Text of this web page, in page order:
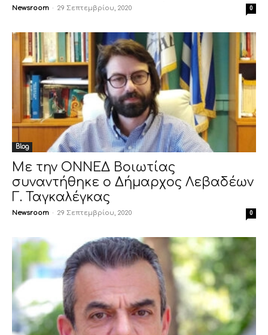
Newsroom - 29 Σεπτεμβρίου, 2020 0
Blog
Με την ΟΝΝΕΔ Βοιωτίας
συναντήθηκε ο Δήμαρχος Λεβαδέων
Γ. Ταγκαλέγκας
Newsroom - 29 Σεπτεμβρίου, 2020 0